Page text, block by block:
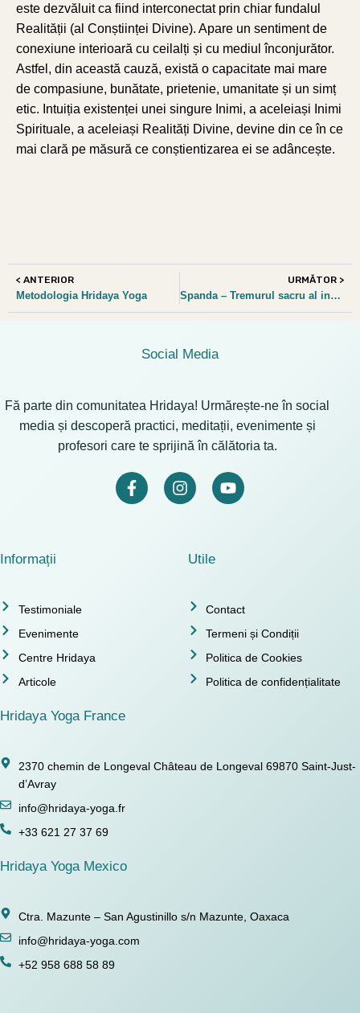
este dezvăluit ca fiind interconectat prin chiar fundalul
Realității (al Conștiinței Divine). Apare un sentiment de
conexiune interioară cu ceilalți și cu mediul înconjurător.
Astfel, din această cauză, există o capacitate mai mare
de compasiune, bunătate, prietenie, umanitate și un simț
etic. Intuiția existenței unei singure Inimi, a aceleiași Inimi
Spirituale, a aceleiași Realități Divine, devine din ce în ce
mai clară pe măsură ce conștientizarea ei se adâncește.
< ANTERIOR
Metodologia Hridaya Yoga
URMĂTOR >
Spanda – Tremurul sacru al inimii
Social Media
Fă parte din comunitatea Hridaya! Urmărește-ne în social
media și descoperă practici, meditații, evenimente și
profesori care te sprijină în călătoria ta.
Informații
Testimoniale
Evenimente
Centre Hridaya
Articole
Utile
Contact
Termeni și Condiții
Politica de Cookies
Politica de confidențialitate
Hridaya Yoga France
2370 chemin de Longeval Château de Longeval 69870 Saint-Just-
d’Avray
info@hridaya-yoga.fr
+33 621 27 37 69
Hridaya Yoga Mexico
Ctra. Mazunte – San Agustinillo s/n Mazunte, Oaxaca
info@hridaya-yoga.com
+52 958 688 58 89